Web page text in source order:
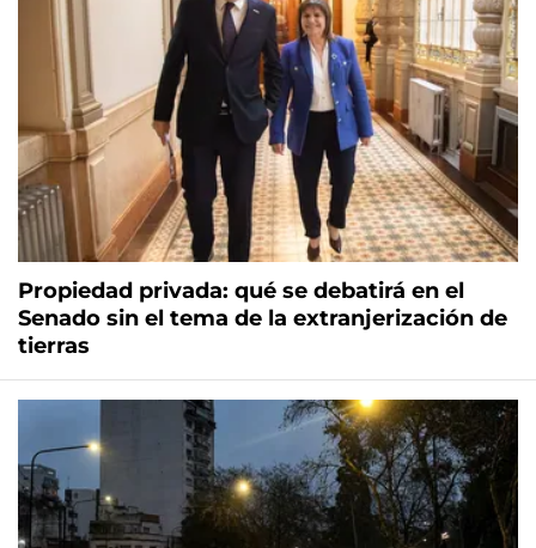
Propiedad privada: qué se debatirá en el
Senado sin el tema de la extranjerización de
tierras